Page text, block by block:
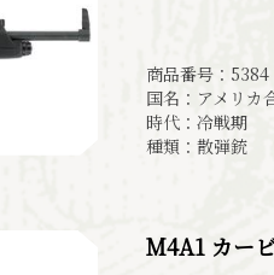
商品番号：5384
国名：アメリカ
時代：冷戦期
種類：散弾銃
M4A1 カー